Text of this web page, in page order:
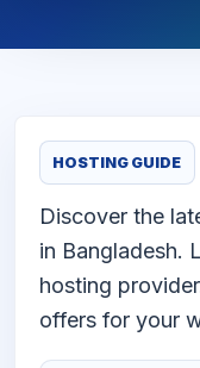
HOSTING GUIDE
Discover the
in Bangladesh.
hosting
offers for your